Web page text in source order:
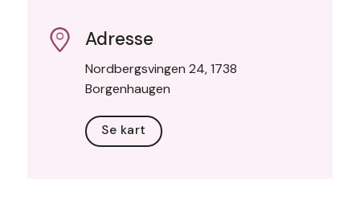
Adresse
Nordbergsvingen 24, 1738
Borgenhaugen
Se kart